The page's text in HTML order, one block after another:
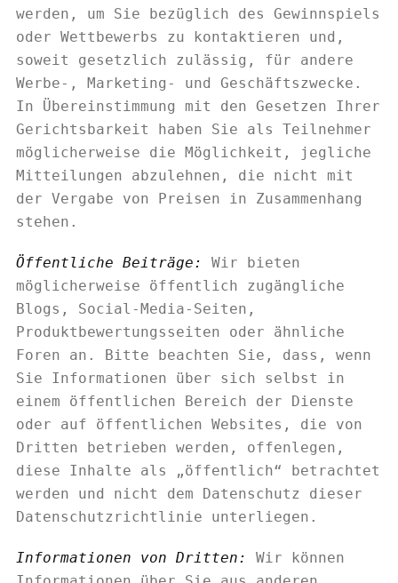
werden, um Sie bezüglich des Gewinnspiels
oder Wettbewerbs zu kontaktieren und,
soweit gesetzlich zulässig, für andere
Werbe-, Marketing- und Geschäftszwecke.
In Übereinstimmung mit den Gesetzen Ihrer
Gerichtsbarkeit haben Sie als Teilnehmer
möglicherweise die Möglichkeit, jegliche
Mitteilungen abzulehnen, die nicht mit
der Vergabe von Preisen in Zusammenhang
stehen.
Öffentliche Beiträge:
Wir bieten
möglicherweise öffentlich zugängliche
Blogs, Social-Media-Seiten,
Produktbewertungsseiten oder ähnliche
Foren an. Bitte beachten Sie, dass, wenn
Sie Informationen über sich selbst in
einem öffentlichen Bereich der Dienste
oder auf öffentlichen Websites, die von
Dritten betrieben werden, offenlegen,
diese Inhalte als „öffentlich“ betrachtet
werden und nicht dem Datenschutz dieser
Datenschutzrichtlinie unterliegen.
Informationen von Dritten:
Wir können